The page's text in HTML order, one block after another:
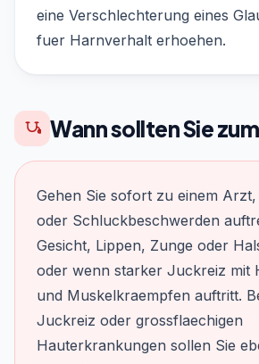
eine Verschlechterung eines
fuer Harnverhalt erhoehen.
Wann sollten Sie
Gehen Sie sofort zu einem
oder Schluckbeschwerden
Gesicht, Lippen, Zunge oder
oder wenn starker Juckreiz mit
und Muskelkraempfen auftritt.
Juckreiz oder grossflaechigen
Hauterkrankungen sollen Sie